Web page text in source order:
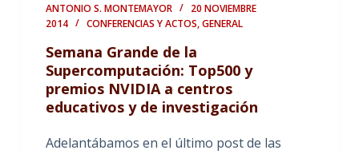
ANTONIO S. MONTEMAYOR
20 NOVIEMBRE
2014
CONFERENCIAS Y ACTOS,GENERAL
Semana Grande de la
Supercomputación: Top500 y
premios NVIDIA a centros
educativos y de investigación
Adelantábamos en el último post de las